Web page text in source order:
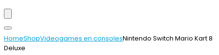
HomeShopVideogames en consolesNintendo Switch Mario Kart 8
Deluxe